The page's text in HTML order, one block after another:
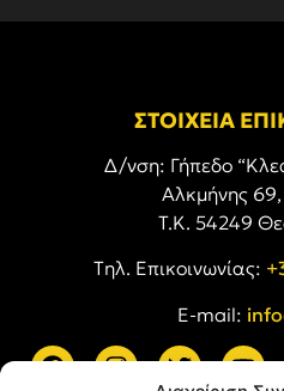
ΣΤΟΙΧΕΙΑ
Δ/νση: Γήπεδο
Αλκμήνης
Τ.Κ. 54249
Tηλ. Επικοινωνίας:
E-mail: